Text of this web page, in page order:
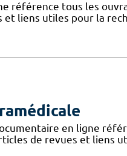
référence tous les
et liens utiles pour la
en ligne
de revues et liens